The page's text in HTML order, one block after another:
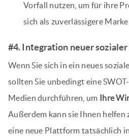
Vorfall nutzen, um für ihre
sich als zuverlässigere
#4. Integration neuer
Wenn Sie sich in ein neues
sollten Sie unbedingt eine
Medien durchführen, um
Ihre
Außerdem kann sie Ihnen helfen
eine neue Plattform tatsächlich